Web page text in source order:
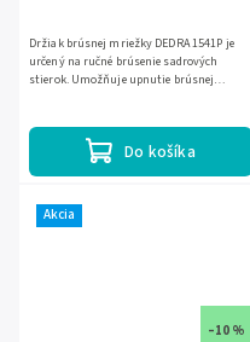
Do košíka
Držiak brúsnej mriežky DEDRA 1541P je
určený na ručné brúsenie sadrových
stierok. Umožňuje upnutie brúsnej
Akcia
–10 %